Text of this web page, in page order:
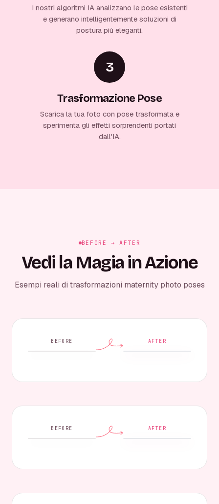
I nostri algoritmi IA analizzano le pose esistenti
e generano intelligentemente soluzioni di
postura più eleganti.
3
Trasformazione Pose
Scarica la tua foto con pose trasformata e
sperimenta gli effetti sorprendenti portati
dall'IA.
BEFORE → AFTER
Vedi la Magia in Azione
Esempi reali di trasformazioni maternity photo poses
BEFORE AFTER
BEFORE AFTER